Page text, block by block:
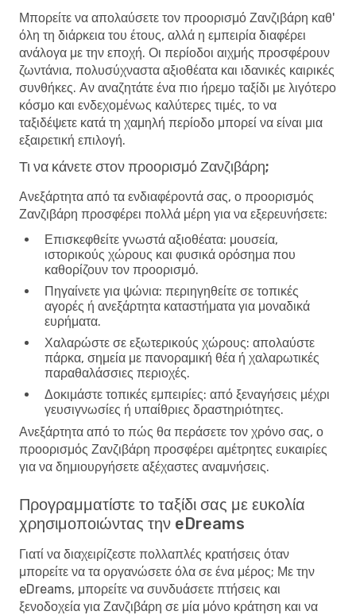
Μπορείτε να απολαύσετε τον προορισμό Ζανζιβάρη καθ'
όλη τη διάρκεια του έτους, αλλά η εμπειρία διαφέρει
ανάλογα με την εποχή. Οι περίοδοι αιχμής προσφέρουν
ζωντάνια, πολυσύχναστα αξιοθέατα και ιδανικές καιρικές
συνθήκες. Αν αναζητάτε ένα πιο ήρεμο ταξίδι με λιγότερο
κόσμο και ενδεχομένως καλύτερες τιμές, το να
ταξιδέψετε κατά τη χαμηλή περίοδο μπορεί να είναι μια
εξαιρετική επιλογή.
Τι να κάνετε στον προορισμό Ζανζιβάρη;
Ανεξάρτητα από τα ενδιαφέροντά σας, ο προορισμός
Ζανζιβάρη προσφέρει πολλά μέρη για να εξερευνήσετε:
Επισκεφθείτε γνωστά αξιοθέατα: μουσεία,
ιστορικούς χώρους και φυσικά ορόσημα που
καθορίζουν τον προορισμό.
Πηγαίνετε για ψώνια: περιηγηθείτε σε τοπικές
αγορές ή ανεξάρτητα καταστήματα για μοναδικά
ευρήματα.
Χαλαρώστε σε εξωτερικούς χώρους: απολαύστε
πάρκα, σημεία με πανοραμική θέα ή χαλαρωτικές
παραθαλάσσιες περιοχές.
Δοκιμάστε τοπικές εμπειρίες: από ξεναγήσεις μέχρι
γευσιγνωσίες ή υπαίθριες δραστηριότητες.
Ανεξάρτητα από το πώς θα περάσετε τον χρόνο σας, ο
προορισμός Ζανζιβάρη προσφέρει αμέτρητες ευκαιρίες
για να δημιουργήσετε αξέχαστες αναμνήσεις.
Προγραμματίστε το ταξίδι σας με ευκολία
χρησιμοποιώντας την eDreams
Γιατί να διαχειρίζεστε πολλαπλές κρατήσεις όταν
μπορείτε να τα οργανώσετε όλα σε ένα μέρος; Με την
eDreams, μπορείτε να συνδυάσετε πτήσεις και
ξενοδοχεία για Ζανζιβάρη σε μία μόνο κράτηση και να